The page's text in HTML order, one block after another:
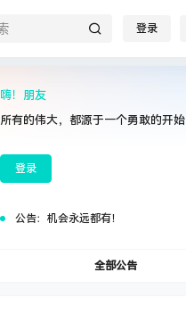
登录
嗨！朋友
所有的伟大，都源于一个勇敢的开始
登录
公告： 机会永远都有！
全部公告